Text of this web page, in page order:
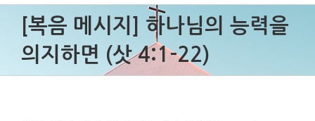
[복음 메시지] 하나님의 능력을
의지하면 (삿 4:1-22)